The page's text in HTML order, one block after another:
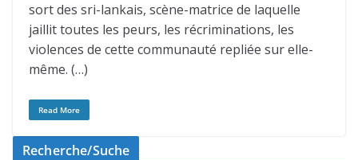
sort des sri-lankais, scène-matrice de laquelle
jaillit toutes les peurs, les récriminations, les
violences de cette communauté repliée sur elle-
même. (…)
Read More
Recherche/Suche